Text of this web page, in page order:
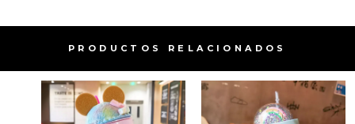
PRODUCTOS RELACIONADOS​